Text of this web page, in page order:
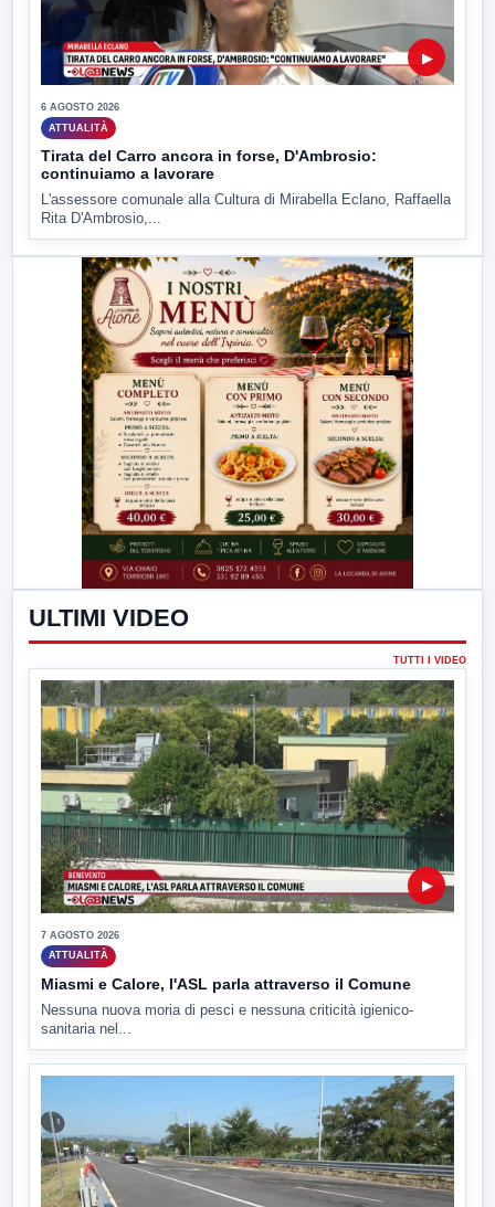
▶
6 AGOSTO 2026
ATTUALITÀ
Tirata del Carro ancora in forse, D'Ambrosio:
continuiamo a lavorare
L'assessore comunale alla Cultura di Mirabella Eclano, Raffaella
Rita D'Ambrosio,...
ULTIMI VIDEO
TUTTI I VIDEO
▶
7 AGOSTO 2026
ATTUALITÀ
Miasmi e Calore, l'ASL parla attraverso il Comune
Nessuna nuova moria di pesci e nessuna criticità igienico-
sanitaria nel...